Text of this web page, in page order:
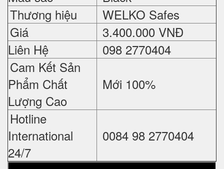
Thương hiệu
WELKO Safes
Giá
3.400.000 VNĐ
Liên Hệ
098 2770404
Cam Kết Sản
Phẩm Chất
Lượng Cao
Mới 100%
Hotline
International
24/7
0084 98 2770404